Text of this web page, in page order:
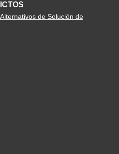
de Solución de